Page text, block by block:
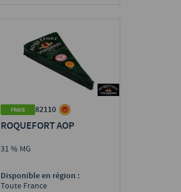
82110
ROQUEFORT AOP
31 % MG
Disponible en région :
Toute France